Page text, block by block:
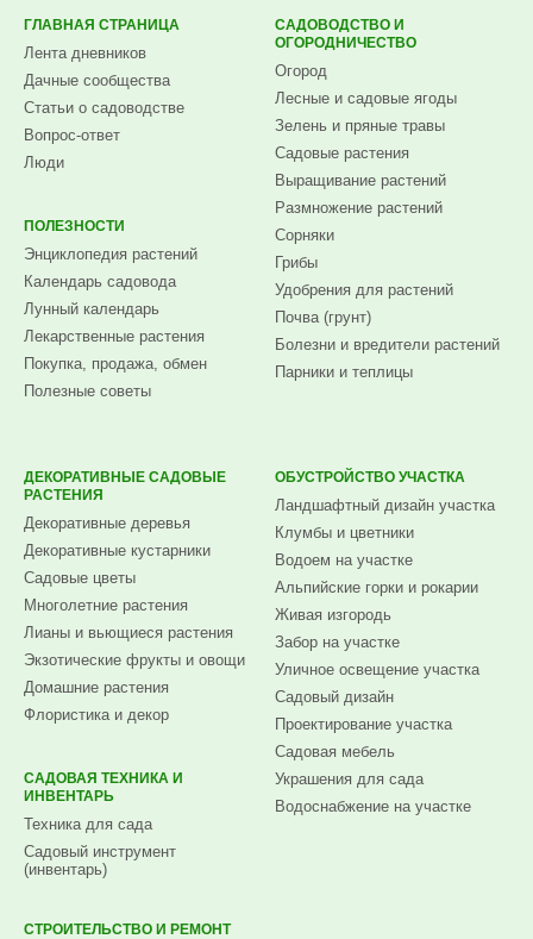
ГЛАВНАЯ СТРАНИЦА
Лента дневников
Дачные сообщества
Статьи о садоводстве
Вопрос-ответ
Люди
ПОЛЕЗНОСТИ
Энциклопедия растений
Календарь садовода
Лунный календарь
Лекарственные растения
Покупка, продажа, обмен
Полезные советы
САДОВОДСТВО И
ОГОРОДНИЧЕСТВО
Огород
Лесные и садовые ягоды
Зелень и пряные травы
Садовые растения
Выращивание растений
Размножение растений
Сорняки
Грибы
Удобрения для растений
Почва (грунт)
Болезни и вредители растений
Парники и теплицы
ДЕКОРАТИВНЫЕ САДОВЫЕ
РАСТЕНИЯ
Декоративные деревья
Декоративные кустарники
Садовые цветы
Многолетние растения
Лианы и вьющиеся растения
Экзотические фрукты и овощи
Домашние растения
Флористика и декор
САДОВАЯ ТЕХНИКА И
ИНВЕНТАРЬ
Техника для сада
Садовый инструмент
(инвентарь)
ОБУСТРОЙСТВО УЧАСТКА
Ландшафтный дизайн участка
Клумбы и цветники
Водоем на участке
Альпийские горки и рокарии
Живая изгородь
Забор на участке
Уличное освещение участка
Садовый дизайн
Проектирование участка
Садовая мебель
Украшения для сада
Водоснабжение на участке
СТРОИТЕЛЬСТВО И РЕМОНТ